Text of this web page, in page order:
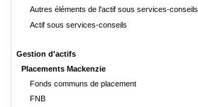
Autres éléments de l'actif sous services-conseils
Actif sous services-conseils
Gestion d'actifs
Placements Mackenzie
Fonds communs de placement
FNB